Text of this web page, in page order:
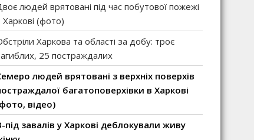
людей врятовані під час побутової пожежі
Харкові (фото)
Харкова та області за добу: троє
25 постраждалих
людей врятовані з верхніх поверхів
багатоповерхівки в Харкові
відео)
під завалів у Харкові деблокували живу